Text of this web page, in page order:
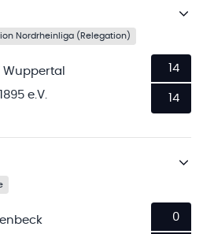
Nordrheinliga (Relegation)
Wuppertal
e.V.
14
14
0